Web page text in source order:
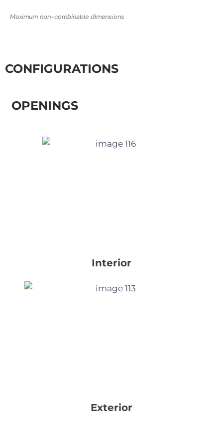
Maximum non-combinable dimensions
CONFIGURATIONS
OPENINGS
Interior
Exterior